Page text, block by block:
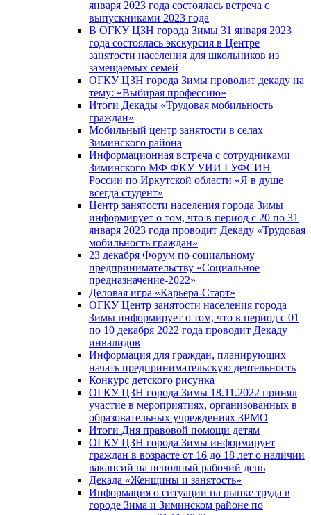
января 2023 года состоялась встреча с
выпускниками 2023 года
В ОГКУ ЦЗН города Зимы 31 января 2023
года состоялась экскурсия в Центре
занятости населения для школьников из
замещаемых семей
ОГКУ ЦЗН города Зимы проводит декаду на
тему: «Выбирая профессию»
Итоги Декады «Трудовая мобильность
граждан»
Мобильный центр занятости в селах
Зиминского района
Информационная встреча с сотрудниками
Зиминского МФ ФКУ УИИ ГУФСИН
России по Иркутской области «Я в душе
всегда студент»
Центр занятости населения города Зимы
информирует о том, что в период с 20 по 31
января 2023 года проводит Декаду «Трудовая
мобильность граждан»
23 декабря Форум по социальному
предпринимательству «Социальное
предназначение-2022»
Деловая игра «Карьера-Старт»
ОГКУ Центр занятости населения города
Зимы информирует о том, что в период с 01
по 10 декабря 2022 года проводит Декаду
инвалидов
Информация для граждан, планирующих
начать предпринимательскую деятельность
Конкурс детского рисунка
ОГКУ ЦЗН города Зимы 18.11.2022 принял
участие в мероприятиях, организованных в
образовательных учреждениях ЗРМО
Итоги Дня правовой помощи детям
ОГКУ ЦЗН города Зимы информирует
граждан в возрасте от 16 до 18 лет о наличии
вакансий на неполный рабочий день
Декада «Женщины и занятость»
Информация о ситуации на рынке труда в
городе Зима и Зиминском районе по